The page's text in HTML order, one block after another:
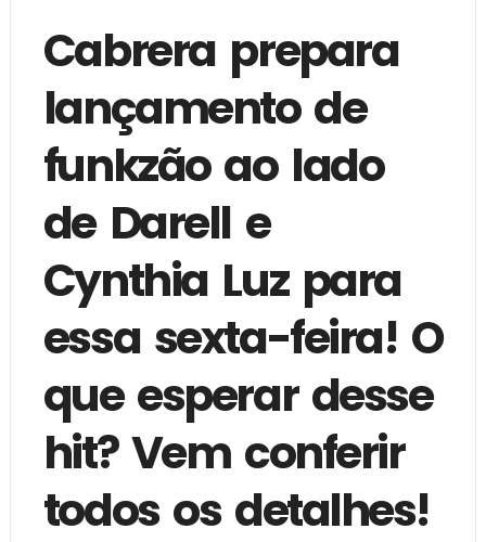
Cabrera prepara
lançamento de
funkzão ao lado
de Darell e
Cynthia Luz para
essa sexta-feira! O
que esperar desse
hit? Vem conferir
todos os detalhes!